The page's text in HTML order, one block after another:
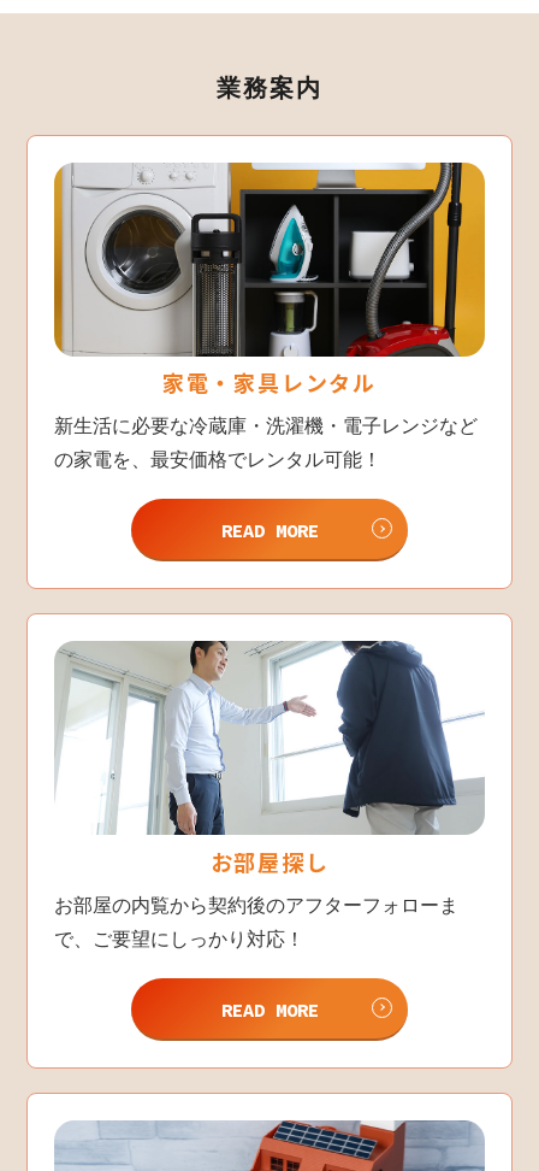
業務案内
家電・家具レンタル
新生活に必要な冷蔵庫・洗濯機・電子レンジなど
の家電を、最安価格でレンタル可能！
READ MORE
お部屋探し
お部屋の内覧から契約後のアフターフォローま
で、ご要望にしっかり対応！
READ MORE